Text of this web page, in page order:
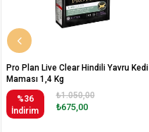
Pro Plan Live Clear Hindili Yavru Kedi
Maması 1,4 Kg
%36
İndirim
₺675,00
₺1.050,00